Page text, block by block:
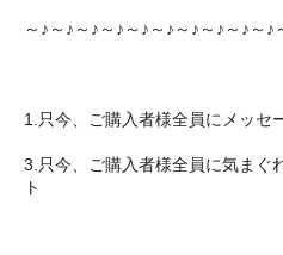
～♪～♪～♪～♪～♪～♪～♪～♪～♪～♪
1.只今、ご購入者様全員にメッセ
3.只今、ご購入者様全員に気まぐ
ト